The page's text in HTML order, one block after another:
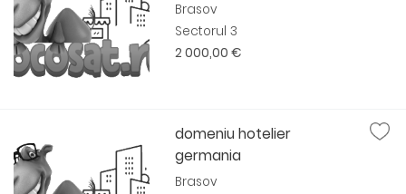
Brasov
Sectorul 3
2 000,00 €
domeniu hotelier
germania
Brasov